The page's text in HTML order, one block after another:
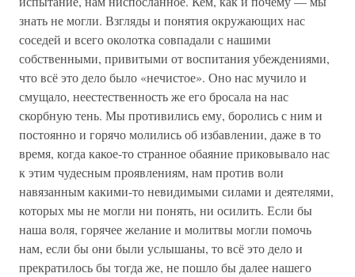
знать не могли. Взгляды и понятия окружающих нас
соседей и всего околотка совпадали с нашими
собственными, привитыми от воспитания убеждениями,
что всё это дело было «нечистое». Оно нас мучило и
смущало, неестественность же его бросала на нас
скорбную тень. Мы противились ему, боролись с ним и
постоянно и горячо молились об избавлении, даже в то
время, когда какое-то странное обаяние приковывало нас
к этим чудесным проявлениям, нам против воли
навязанным какими-то невидимыми силами и деятелями,
которых мы не могли ни понять, ни осилить. Если бы
наша воля, горячее желание и молитвы могли помочь
нам, если бы они были услышаны, то всё это дело и
прекратилось бы тогда же, не пошло бы далее нашего